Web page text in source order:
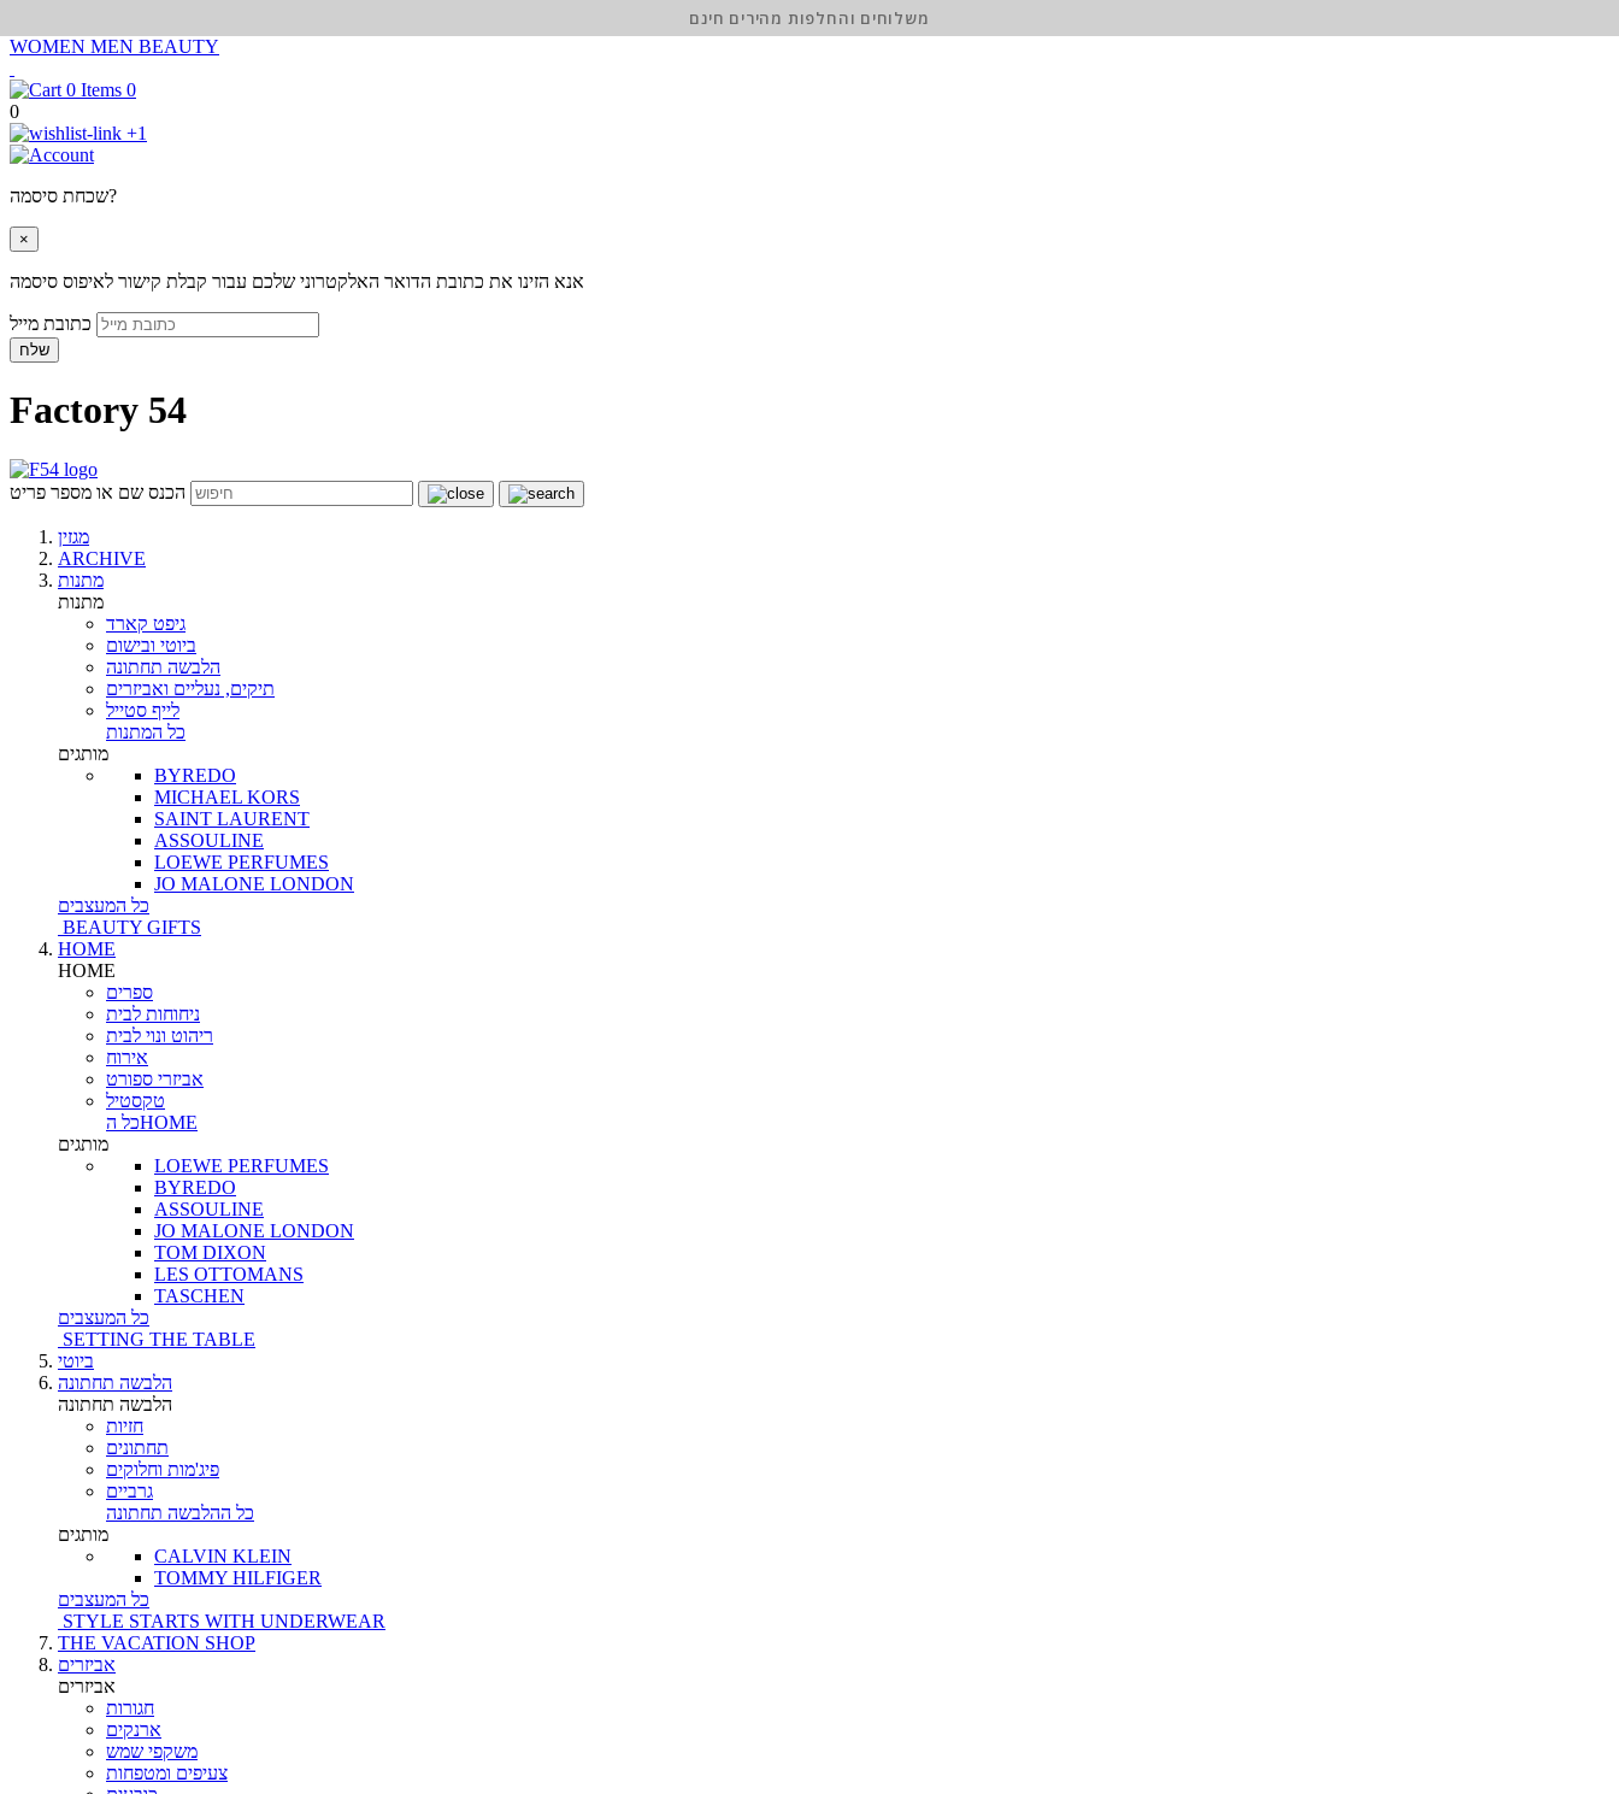
WOMEN MEN BEAUTY
0
0
+1
שכחת סיסמה?
×
אנא הזינו את כתובת הדואר האלקטרוני שלכם עבור קבלת קישור לאיפוס סיסמה
שלח
Factory 54
הכנס שם או מספר פריט
מגזין
ARCHIVE
מתנות
מתנות
גיפט קארד
ביוטי ובישום
הלבשה תחתונה
תיקים, נעליים ואביזרים
לייף סטייל
כל המתנות
מותגים
BYREDO
MICHAEL KORS
SAINT LAURENT
ASSOULINE
LOEWE PERFUMES
JO MALONE LONDON
כל המעצבים
BEAUTY GIFTS
HOME
HOME
ספרים
ניחוחות לבית
ריהוט ונוי לבית
אירוח
אביזרי ספורט
טקסטיל
כל הHOME
מותגים
LOEWE PERFUMES
BYREDO
ASSOULINE
JO MALONE LONDON
TOM DIXON
LES OTTOMANS
TASCHEN
כל המעצבים
SETTING THE TABLE
ביוטי
הלבשה תחתונה
הלבשה תחתונה
חזיות
תחתונים
פיג'מות וחלוקים
גרביים
כל ההלבשה תחתונה
מותגים
CALVIN KLEIN
TOMMY HILFIGER
כל המעצבים
STYLE STARTS WITH UNDERWEAR
THE VACATION SHOP
אביזרים
אביזרים
חגורות
ארנקים
משקפי שמש
צעיפים ומטפחות
משלוחים והחלפות מהירים חינם